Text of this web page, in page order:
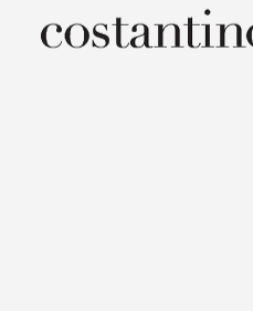
Catacombe di San
Santa Chiara, Basilica di